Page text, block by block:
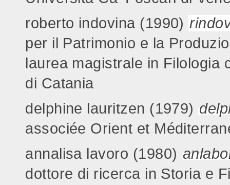
roberto indovina (1990)
per il Patrimonio e la
laurea magistrale in
di Catania
delphine lauritzen (1979)
associée Orient et
annalisa lavoro (1980)
dottore di ricerca in Storia e